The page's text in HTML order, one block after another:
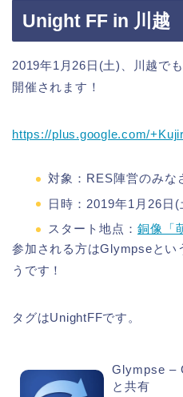
Unight FF in 川越
2019年1月26日(土)、川越で
開催されます！
https://plus.google.com/
対象：RES陣営のみな
日時：2019年1月26日
スタート地点： 銅像「
参加される方はGlympseとい
うです！
タグはUnightFFです。
Glympse –
と共有